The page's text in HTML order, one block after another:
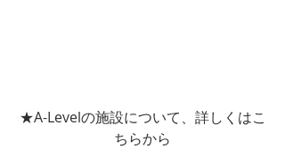
★A-Levelの施設について、詳しくはこ
ちらから